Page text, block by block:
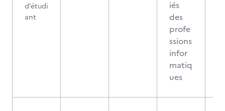
d’étudi
ant
iés
des
profe
ssions
infor
matiq
ues